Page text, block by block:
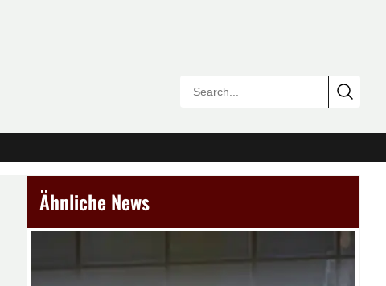
Ähnliche News